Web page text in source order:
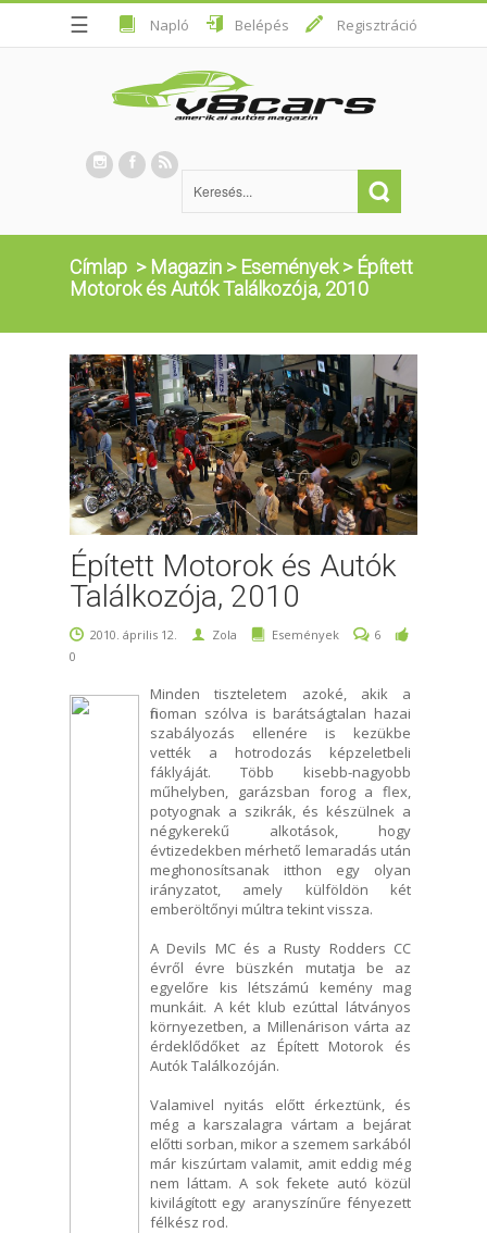
☰ Napló Belépés Regisztráció
Címlap > Magazin > Események> Épített
Motorok és Autók Találkozója, 2010
Épített Motorok és Autók
Találkozója, 2010
2010. április 12. Zola Események
6
0
Minden tiszteletem azoké, akik a
finoman szólva is barátságtalan hazai
szabályozás ellenére is kezükbe
vették a hotrodozás képzeletbeli
fáklyáját. Több kisebb-nagyobb
műhelyben, garázsban forog a flex,
potyognak a szikrák, és készülnek a
négykerekű alkotások, hogy
évtizedekben mérhető lemaradás után
meghonosítsanak itthon egy olyan
irányzatot, amely külföldön két
emberöltőnyi múltra tekint vissza.
A Devils MC és a Rusty Rodders CC
évről évre büszkén mutatja be az
egyelőre kis létszámú kemény mag
munkáit. A két klub ezúttal látványos
környezetben, a Millenárison várta az
érdeklődőket az Épített Motorok és
Autók Találkozóján.
Valamivel nyitás előtt érkeztünk, és
még a karszalagra vártam a bejárat
előtti sorban, mikor a szemem sarkából
már kiszúrtam valamit, amit eddig még
nem láttam. A sok fekete autó közül
kivilágított egy aranyszínűre fényezett
félkész rod.